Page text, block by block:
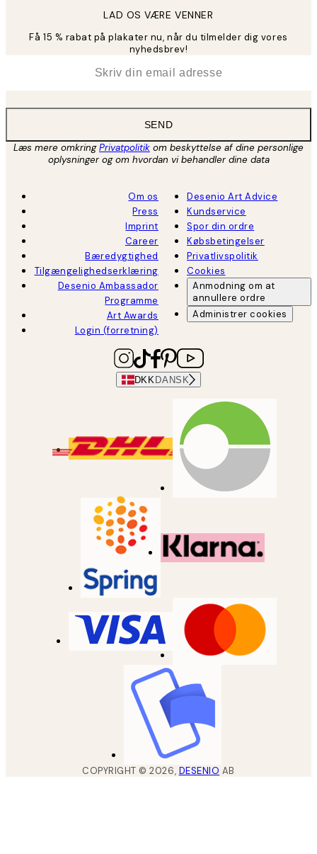
LAD OS VÆRE VENNER
Få 15 % rabat på plakater nu, når du tilmelder dig vores
nyhedsbrev!
SEND
Læs mere omkringPrivatpolitik om beskyttelse af dine personlige
oplysninger og om hvordan vi behandler dine data
Om os
Press
Imprint
Career
Bæredygtighed
Tilgængelighedserklæring
Desenio Ambassador
Programme
Art Awards
Login (forretning)
Desenio Art Advice
Kundservice
Spor din ordre
Købsbetingelser
Privatlivspolitik
Cookies
Anmodning om at
annullere ordre
Administrer cookies
DKK DANSK
COPYRIGHT ©2026, DESENIO AB